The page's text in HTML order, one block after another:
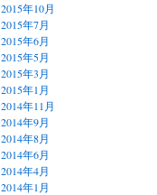
2015年10月
2015年7月
2015年6月
2015年5月
2015年3月
2015年1月
2014年11月
2014年9月
2014年8月
2014年6月
2014年4月
2014年1月